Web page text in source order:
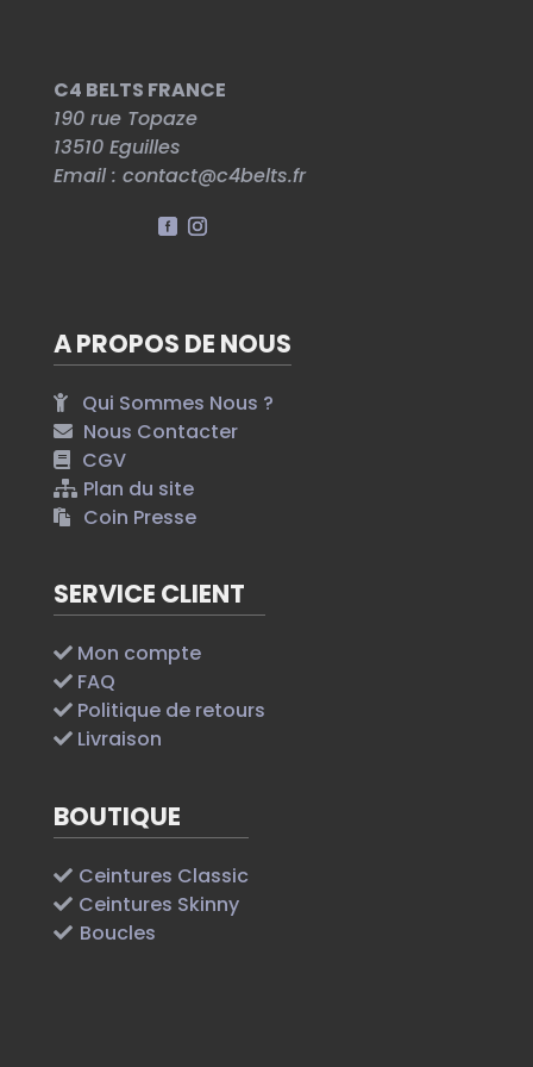
C4 BELTS FRANCE
190 rue Topaze
13510 Eguilles
Email : contact@c4belts.fr
A PROPOS DE NOUS
Qui Sommes Nous ?
Nous Contacter
CGV
Plan du site
Coin Presse
SERVICE CLIENT
Mon compte
FAQ
Politique de retours
Livraison
BOUTIQUE
Ceintures Classic
Ceintures Skinny
Boucles